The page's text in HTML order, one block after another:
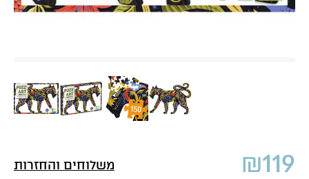
₪119 משלוחים והחזרות